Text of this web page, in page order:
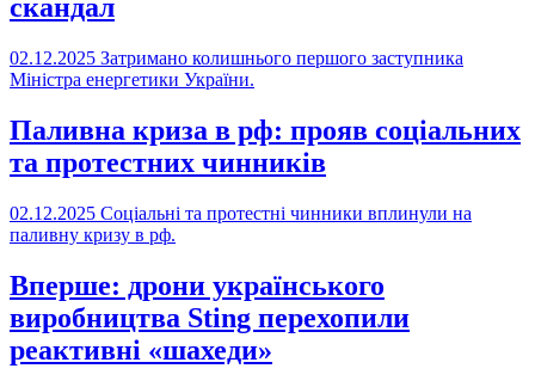
скандал
02.12.2025 Затримано колишнього першого заступника
Міністра енергетики України.
Паливна криза в рф: прояв соціальних
та протестних чинників
02.12.2025 Соціальні та протестні чинники вплинули на
паливну кризу в рф.
Вперше: дрони українського
виробництва Sting перехопили
реактивні «шахеди»